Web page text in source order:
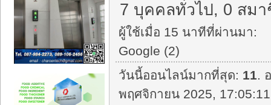
7 บุคคลทั่วไป, 0 สมา
ผู้ใช้เมื่อ 15 นาทีที่ผ่านมา:
Google (2)
วันนี้ออนไลน์มากที่สุด: 11.
พฤศจิกายน 2025,